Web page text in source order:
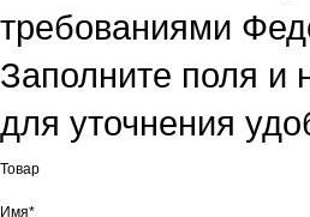
требованиями
Заполните поля
для уточнения
Товар
Имя*